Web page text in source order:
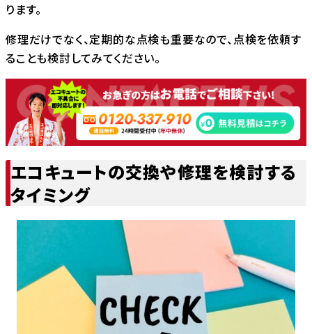
ります。
修理だけでなく、定期的な点検も重要なので、点検を依頼す
ることも検討してみてください。
エコキュートの交換や修理を検討する
タイミング